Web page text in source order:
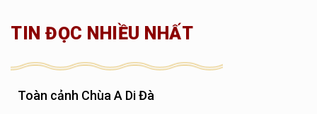
TIN ĐỌC NHIỀU NHẤT
Toàn cảnh Chùa A Di Đà